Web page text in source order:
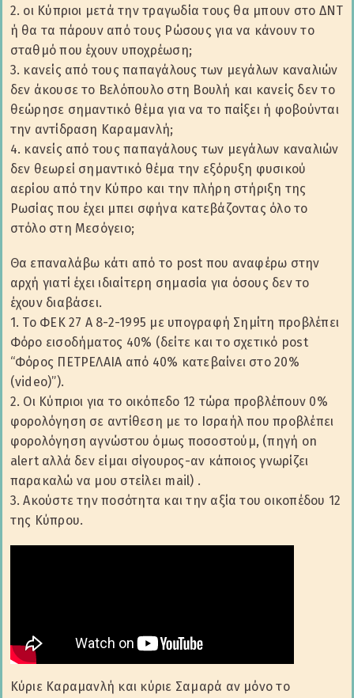
2. οι Κύπριοι μετά την τραγωδία τους θα μπουν στο ΔΝΤ
ή θα τα πάρουν από τους Ρώσους για να κάνουν το
σταθμό που έχουν υποχρέωση;
3. κανείς από τους παπαγάλους των μεγάλων καναλιών
δεν άκουσε το Βελόπουλο στη Βουλή και κανείς δεν το
θεώρησε σημαντικό θέμα για να το παίξει ή φοβούνται
την αντίδραση Καραμανλή;
4. κανείς από τους παπαγάλους των μεγάλων καναλιών
δεν θεωρεί σημαντικό θέμα την εξόρυξη φυσικού
αερίου από την Κύπρο και την πλήρη στήριξη της
Ρωσίας που έχει μπει σφήνα κατεβάζοντας όλο το
στόλο στη Μεσόγειο;
Θα επαναλάβω κάτι από το post που αναφέρω στην
αρχή γιατί έχει ιδιαίτερη σημασία για όσους δεν το
έχουν διαβάσει.
1. Το ΦΕΚ 27 Α 8-2-1995 με υπογραφή Σημίτη προβλέπει
Φόρο εισοδήματος 40% (δείτε και το σχετικό post
“Φόρος ΠΕΤΡΕΛΑΙΑ από 40% κατεβαίνει στο 20%
(video)”).
2. Οι Κύπριοι για το οικόπεδο 12 τώρα προβλέπουν 0%
φορολόγηση σε αντίθεση με το Ισραήλ που προβλέπει
φορολόγηση αγνώστου όμως ποσοστούμ, (πηγή on
alert αλλά δεν είμαι σίγουρος-αν κάποιος γνωρίζει
παρακαλώ να μου στείλει mail) .
3. Ακούστε την ποσότητα και την αξία του οικοπέδου 12
της Κύπρου.
Κύριε Καραμανλή και κύριε Σαμαρά αν μόνο το